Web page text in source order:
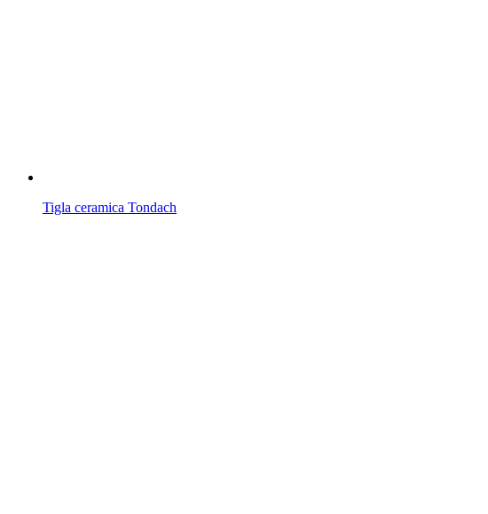
Tigla ceramica Tondach